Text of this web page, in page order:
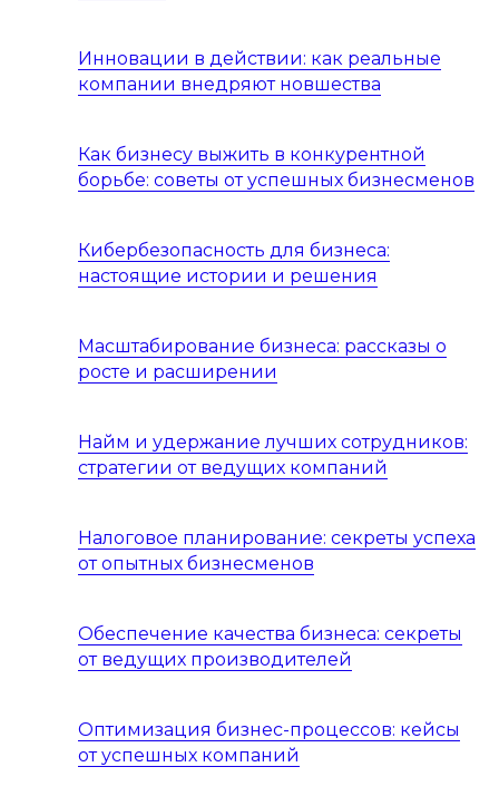
Инновации в действии: как реальные
компании внедряют новшества
Как бизнесу выжить в конкурентной
борьбе: советы от успешных бизнесменов
Кибербезопасность для бизнеса:
настоящие истории и решения
Масштабирование бизнеса: рассказы о
росте и расширении
Найм и удержание лучших сотрудников:
стратегии от ведущих компаний
Налоговое планирование: секреты успеха
от опытных бизнесменов
Обеспечение качества бизнеса: секреты
от ведущих производителей
Оптимизация бизнес-процессов: кейсы
от успешных компаний